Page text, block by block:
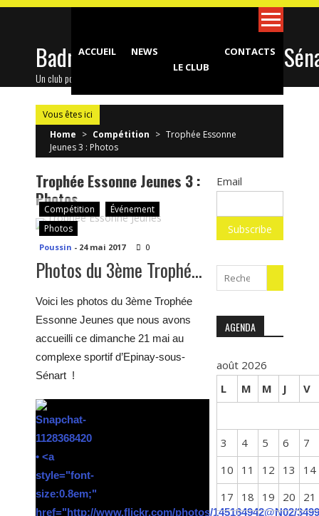
Skip
contentBadminton Club d'Epinay-sous-
Un club pour toute la famille !
ACCUEIL
NEWS
LE CLUB
CONTACTS
Vous êtes ici
Home > Compétition > Trophée Essonne
Jeunes 3 : Photos
Trophée Essonne Jeunes 3 :
Photos
Compétition
Événement
Photos
Poussin - 24 mai 2017 0
Photos du 3ème Trophée Essonne Jeunes
Voici les photos du 3ème Trophée
Essonne Jeunes que nous avons
accueilli ce dimanche 21 mai au
complexe sportif d’Epinay-sous-
Sénart !
Email
for:
AGENDA
août 2026
L
M M J V
3 4 5 6
7
10
11 12 13
14
17
18 19 20
21